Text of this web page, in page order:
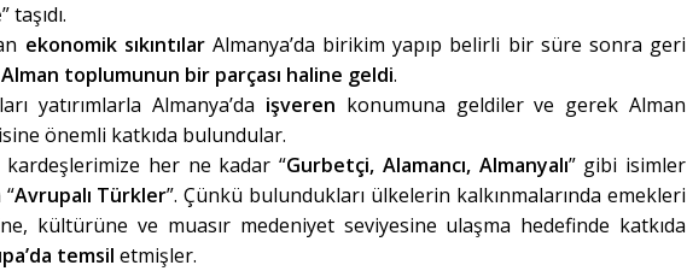
” taşıdı.
ekonomik sıkıntılarAlmanya’da birikim yapıp belirli bir süre sonra geri
Alman toplumunun bir parçası haline geldi.
yatırımlarla Almanya’da işveren konumuna geldiler ve gerek Alman
önemli katkıda bulundular.
kardeşlerimize her ne kadar “Gurbetçi, Alamancı, Almanyalı” gibi isimler
Avrupalı Türkler”. Çünkü bulundukları ülkelerin kalkınmalarında emekleri
kültürüne ve muasır medeniyet seviyesine ulaşma hedefinde katkıda
temsil etmişler.